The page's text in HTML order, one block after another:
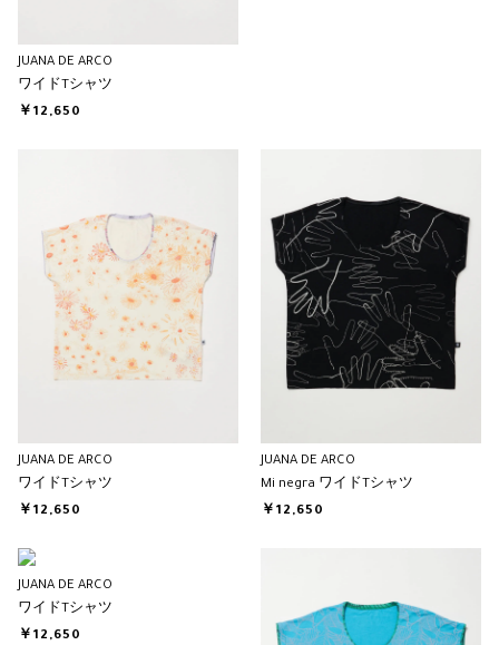
JUANA DE ARCO
ワイドTシャツ
￥12,650
JUANA DE ARCO
ワイドTシャツ
￥12,650
JUANA DE ARCO
Mi negra ワイドTシャツ
￥12,650
JUANA DE ARCO
ワイドTシャツ
￥12,650